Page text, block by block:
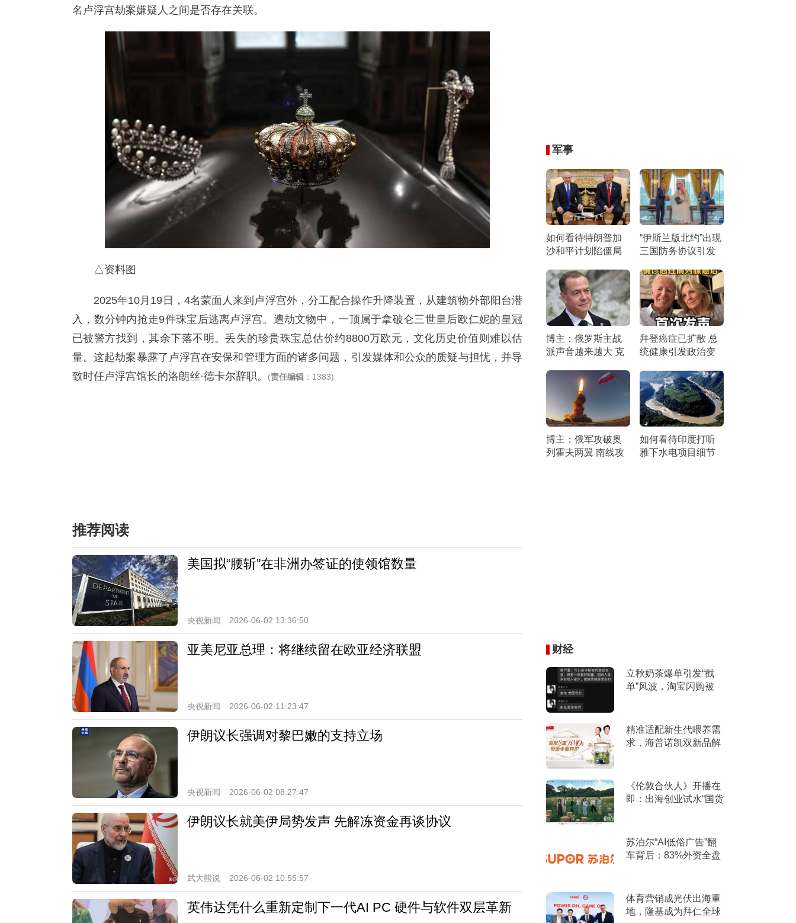
名卢浮宫劫案嫌疑人之间是否存在关联。
△资料图
2025年10月19日，4名蒙面人来到卢浮宫外，分工配合操作升降装置，从建筑物外部阳台潜
入，数分钟内抢走9件珠宝后逃离卢浮宫。遭劫文物中，一顶属于拿破仑三世皇后欧仁妮的皇冠
已被警方找到，其余下落不明。丢失的珍贵珠宝总估价约8800万欧元，文化历史价值则难以估
量。这起劫案暴露了卢浮宫在安保和管理方面的诸多问题，引发媒体和公众的质疑与担忧，并导
致时任卢浮宫馆长的洛朗丝·德卡尔辞职。
(责任编辑 ：1383)
推荐阅读
美国拟“腰斩”在非洲办签证的使领馆数量
央视新闻 2026-06-02 13:36:50
亚美尼亚总理：将继续留在欧亚经济联盟
央视新闻 2026-06-02 11:23:47
伊朗议长强调对黎巴嫩的支持立场
央视新闻 2026-06-02 08:27:47
伊朗议长就美伊局势发声 先解冻资金再谈协议
武大熊说 2026-06-02 10:55:57
英伟达凭什么重新定制下一代AI PC 硬件与软件双层革新
军事
如何看待特朗普加
沙和平计划陷僵局
“伊斯兰版北约”出现
三国防务协议引发
博主：俄罗斯主战
派声音越来越大 克
拜登癌症已扩散 总
统健康引发政治变
博主：俄军攻破奥
列霍夫两翼 南线攻
如何看待印度打听
雅下水电项目细节
财经
立秋奶茶爆单引发“截
单”风波，淘宝闪购被
精准适配新生代喂养需
求，海普诺凯双新品解
《伦敦合伙人》开播在
即：出海创业试水“国货
苏泊尔“AI低俗广告”翻
车背后：83%外资全盘
体育营销成光伏出海重
地，隆基成为拜仁全球